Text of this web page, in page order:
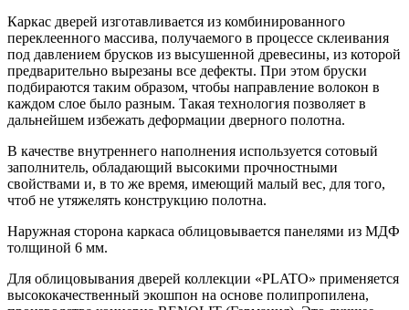
Каркас дверей изготавливается из комбинированного
переклеенного массива, получаемого в процессе склеивания
под давлением брусков из высушенной древесины, из которой
предварительно вырезаны все дефекты. При этом бруски
подбираются таким образом, чтобы направление волокон в
каждом слое было разным. Такая технология позволяет в
дальнейшем избежать деформации дверного полотна.
В качестве внутреннего наполнения используется сотовый
заполнитель, обладающий высокими прочностными
свойствами и, в то же время, имеющий малый вес, для того,
чтоб не утяжелять конструкцию полотна.
Наружная сторона каркаса облицовывается панелями из МДФ
толщиной 6 мм.
Для облицовывания дверей коллекции «PLATO» применяется
высококачественный экошпон на основе полипропилена,